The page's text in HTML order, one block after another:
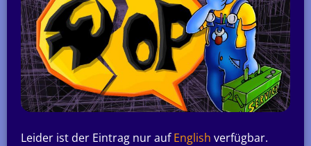
Leider ist der Eintrag nur aufEnglish verfügbar.